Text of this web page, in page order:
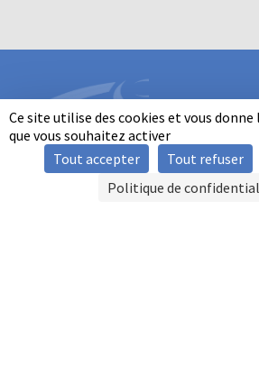
Ce site utilise des cookies et vous
que vous souhaitez activer
Tout accepter
Tout refuser
Politique de
INFORMATIONS